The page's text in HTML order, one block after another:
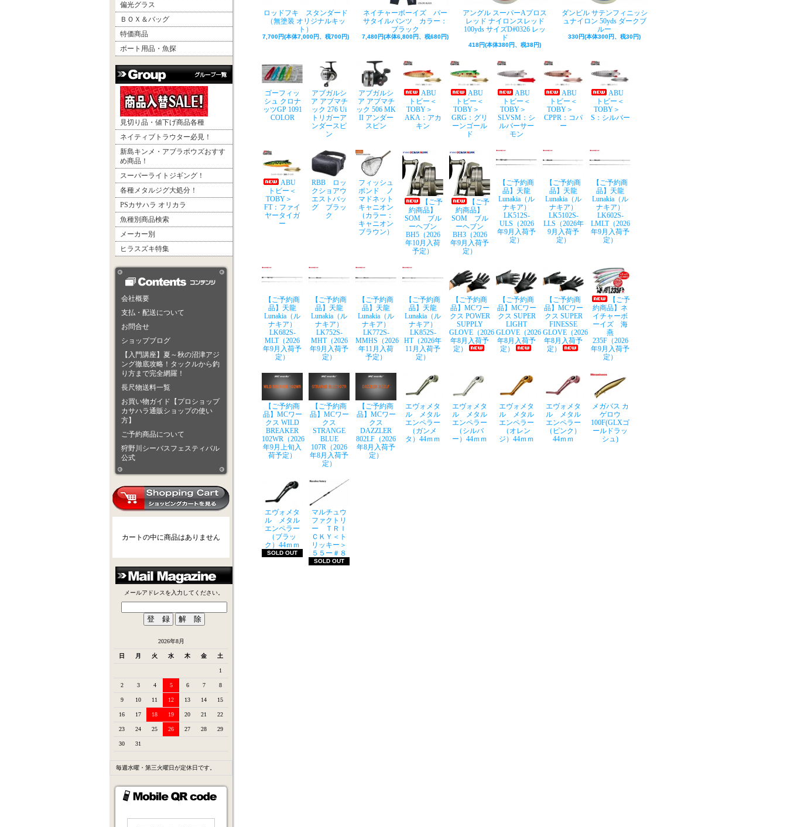
偏光グラス
ＢＯＸ＆バッグ
特価商品
ボート用品・魚探
見切り品・値下げ商品各種
ネイティブトラウター必見！
新島キンメ・アブラボウズおすす
め商品！
スーパーライトジギング！
各種メタルジグ大処分！
PSカサハラ オリカラ
魚種別商品検索
メーカー別
ヒラスズキ特集
会社概要
支払・配送について
お問合せ
ショップブログ
【入門講座】夏～秋の沼津アジ
ング徹底攻略！タックルから釣
り方まで完全網羅！
長尺物送料一覧
お買い物ガイド【プロショップ
カサハラ通販ショップの使い
方】
ご予約商品について
狩野川シーバスフェスティバル
公式
カートの中に商品はありません
メールアドレスを入力してください。
2026年8月
日 月 火 水 木 金 土
1
2 3 4 5 6 7 8
9 10 11 12 13 14 15
16 17 18 19 20 21 22
23 24 25 26 27 28 29
30 31
毎週水曜・第三火曜日が定休日です。
ロッドフキ スタンダード
（無塗装 オリジナルキッ
ト）
7,700円(本体7,000円、税700円)
ネイチャーボーイズ バー
サタイルパンツ カラー：
ブラック
7,480円(本体6,800円、税680円)
アングル スーパーAプロス
レッド ナイロンスレッド
100yds サイズD#0326 レッ
ド
418円(本体380円、税38円)
ダンビル サテンフィニッシ
ュナイロン 50yds ダークブ
ルー
330円(本体300円、税30円)
ゴーフィッ
シュ クロナ
ッツGP 1091
COLOR
アブガルシ
ア アブマチ
ック 276 Ui
トリガーア
ンダースピ
ン
アブガルシ
ア アブマチ
ック 506 MK
II アンダー
スピン
ABU
トビー＜
TOBY＞
AKA：アカ
キン
ABU
トビー＜
TOBY＞
GRG：グリ
ーンゴール
ド
ABU
トビー＜
TOBY＞
SLVSM：シ
ルバーサー
モン
ABU
トビー＜
TOBY＞
CPPR：コパ
ー
ABU
トビー＜
TOBY＞
S：シルバー
ABU
トビー＜
TOBY＞
FT：ファイ
ヤータイガ
ー
RBB ロッ
クショアウ
エストバッ
グ ブラッ
ク
フィッシュ
ポンド ノ
マドネット
キャニオン
（カラー：
キャニオン
ブラウン）
【ご予
約商品】
SOM ブル
ーヘブン
BH5（2026
年10月入荷
予定）
【ご予
約商品】
SOM ブル
ーヘブン
BH3（2026
年9月入荷予
定）
【ご予約商
品】天龍
Lunakia（ル
ナキア）
LK512S-
ULS（2026
年9月入荷予
定）
【ご予約商
品】天龍
Lunakia（ル
ナキア）
LK5102S-
LLS（2026年
9月入荷予
定）
【ご予約商
品】天龍
Lunakia（ル
ナキア）
LK602S-
LMLT（2026
年9月入荷予
定）
【ご予約商
品】天龍
Lunakia（ル
ナキア）
LK682S-
MLT（2026
年9月入荷予
定）
【ご予約商
品】天龍
Lunakia（ル
ナキア）
LK752S-
MHT（2026
年9月入荷予
定）
【ご予約商
品】天龍
Lunakia（ル
ナキア）
LK772S-
MMHS（2026
年11月入荷
予定）
【ご予約商
品】天龍
Lunakia（ル
ナキア）
LK852S-
HT（2026年
11月入荷予
定）
【ご予約商
品】MCワー
クス POWER
SUPPLY
GLOVE（2026
年8月入荷予
定）
【ご予約商
品】MCワー
クス SUPER
LIGHT
GLOVE（2026
年8月入荷予
定）
【ご予約商
品】MCワー
クス SUPER
FINESSE
GLOVE（2026
年8月入荷予
定）
【ご予
約商品】ネ
イチャーボ
ーイズ 海
燕
235F（2026
年9月入荷予
定）
【ご予約商
品】MCワー
クス WILD
BREAKER
102WR（2026
年9月上旬入
荷予定）
【ご予約商
品】MCワー
クス
STRANGE
BLUE
107R（2026
年8月入荷予
定）
【ご予約商
品】MCワー
クス
DAZZLER
802LF（2026
年8月入荷予
定）
エヴォメタ
ル メタル
エンペラー
（ガンメ
タ）44ｍｍ
エヴォメタ
ル メタル
エンペラー
（シルバ
ー）44ｍｍ
エヴォメタ
ル メタル
エンペラー
（オレン
ジ）44ｍｍ
エヴォメタ
ル メタル
エンペラー
（ピンク）
44ｍｍ
メガバス カ
ゲロウ
100F(GLXゴ
ールドラッ
シュ)
エヴォメタ
ル メタル
エンペラー
（ブラッ
ク）44ｍｍ
SOLD OUT
マルチュウ
ファクトリ
ー ＴＲＩ
ＣＫＹ＜ト
リッキー＞
５５ー＃８
SOLD OUT